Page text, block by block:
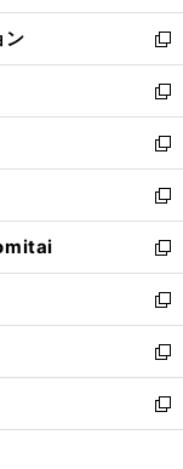
開
く
ウ
で
開
く
ン
ド
ウ
で
開
く
ウ
ィ
ン
ド
ウ
で
開
く
ン
新
し
い
ウ
ィ
ン
ド
ウ
で
開
く
新
し
い
ウ
ィ
ン
ド
ウ
で
開
く
新
し
い
ウ
ィ
ン
ド
ウ
で
開
く
新
し
い
ウ
ィ
ン
ド
ウ
で
開
新
し
い
ウ
ィ
ン
ド
ウ
新
し
い
ウ
ィ
ン
新
し
い
ウ
新
し